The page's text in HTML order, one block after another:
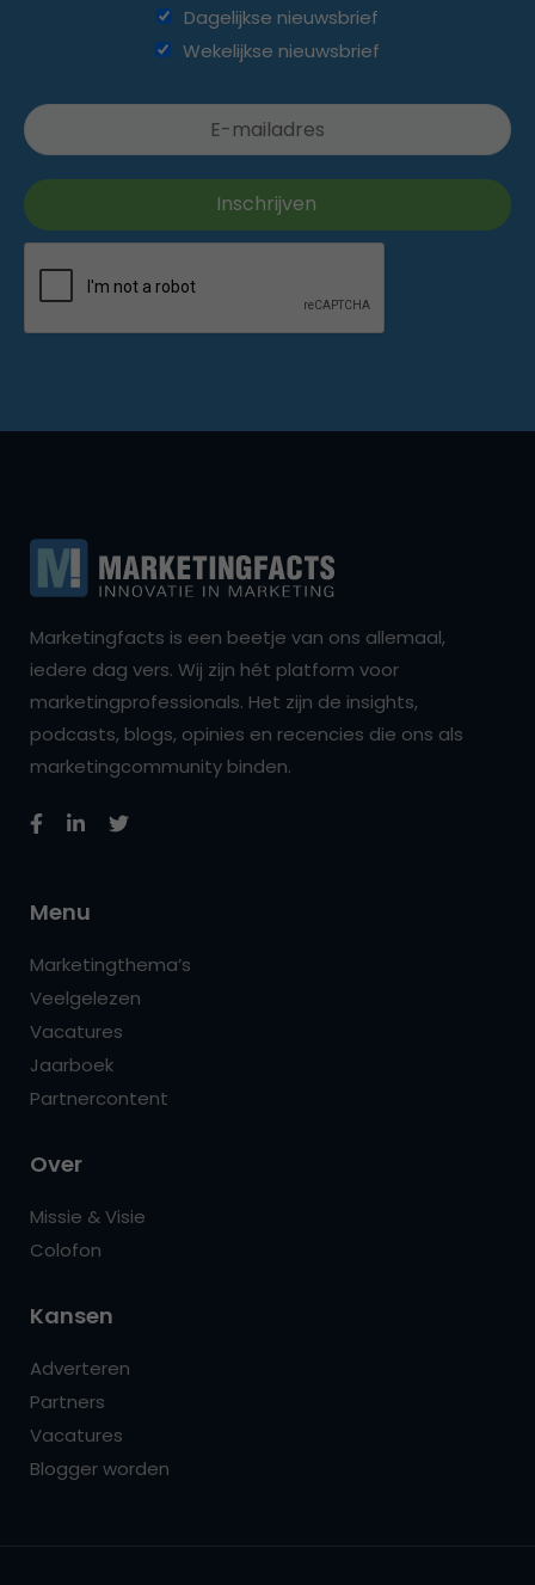
Dagelijkse nieuwsbrief
Wekelijkse nieuwsbrief
Marketingfacts is een beetje van ons allemaal,
iedere dag vers. Wij zijn hét platform voor
marketingprofessionals. Het zijn de insights,
podcasts, blogs, opinies en recencies die ons als
marketingcommunity binden.
Menu
Marketingthema’s
Veelgelezen
Vacatures
Jaarboek
Partnercontent
Over
Missie & Visie
Colofon
Kansen
Adverteren
Partners
Vacatures
Blogger worden